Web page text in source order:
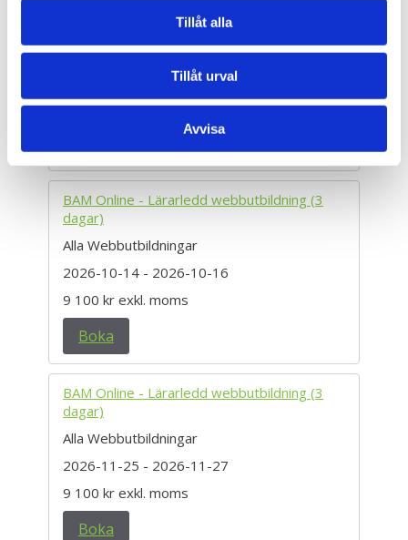
Tillåt alla
Tillåt urval
Avvisa
Alla Webbutbildningar
- 2026-09-18
9 100 kr exkl. moms
BAM Online - Lärarledd webbutbildning (3
dagar)
Alla Webbutbildningar
2026-10-14 - 2026-10-16
9 100 kr exkl. moms
Boka
BAM Online - Lärarledd webbutbildning (3
dagar)
Alla Webbutbildningar
2026-11-25 - 2026-11-27
9 100 kr exkl. moms
Boka